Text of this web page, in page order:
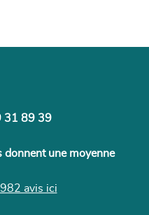
31 89 39
donnent une moyenne
avis ici